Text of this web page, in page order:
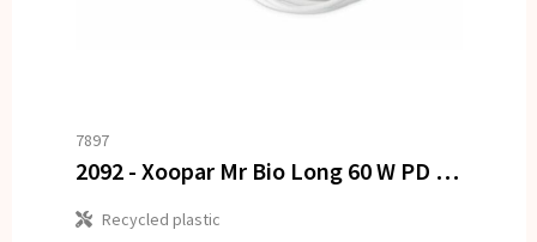
7897
2092 - Xoopar Mr Bio Long 60 W PD Multi Oplaadkabel 2 Meter
Recycled plastic